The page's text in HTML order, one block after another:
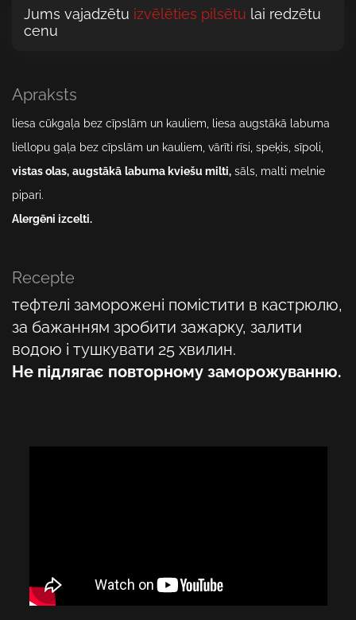
Jums vajadzētu izvēlēties pilsētu lai redzētu
cenu
Apraksts
liesa сūkgaļa bez cīpslām un kauliem, liesa augstākā labuma
liellopu gaļa bez cīpslām un kauliem, vārīti rīsi, speķis, sīpoli,
vistas olas, augstākā labuma kviešu milti, sāls, malti melnie
pipari.
Alergēni izcelti.
Recepte
тефтелі заморожені помістити в кастрюлю,
за бажанням зробити зажарку, залити
водою і тушкувати 25 хвилин.
Не підлягає повторному заморожуванню.